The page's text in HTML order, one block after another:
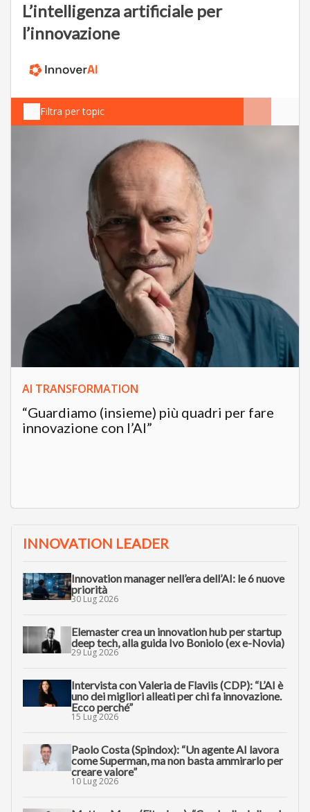
L’intelligenza artificiale per
l’innovazione
Filtra per topic
AI TRANSFORMATION
“Guardiamo (insieme) più quadri per fare
innovazione con l’AI”
INNOVATION LEADER
Innovation manager nell’era dell’AI: le 6 nuove
priorità
30 Lug 2026
Elemaster crea un innovation hub per startup
deep tech, alla guida Ivo Boniolo (ex e-Novia)
29 Lug 2026
Intervista con Valeria de Flaviis (CDP): “L’AI è
uno dei migliori alleati per chi fa innovazione.
Ecco perché”
15 Lug 2026
Paolo Costa (Spindox): “Un agente AI lavora
come Superman, ma non basta ammirarlo per
creare valore”
10 Lug 2026